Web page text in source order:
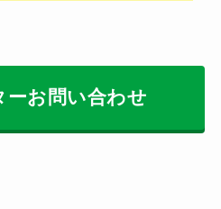
ーお問い合わせ